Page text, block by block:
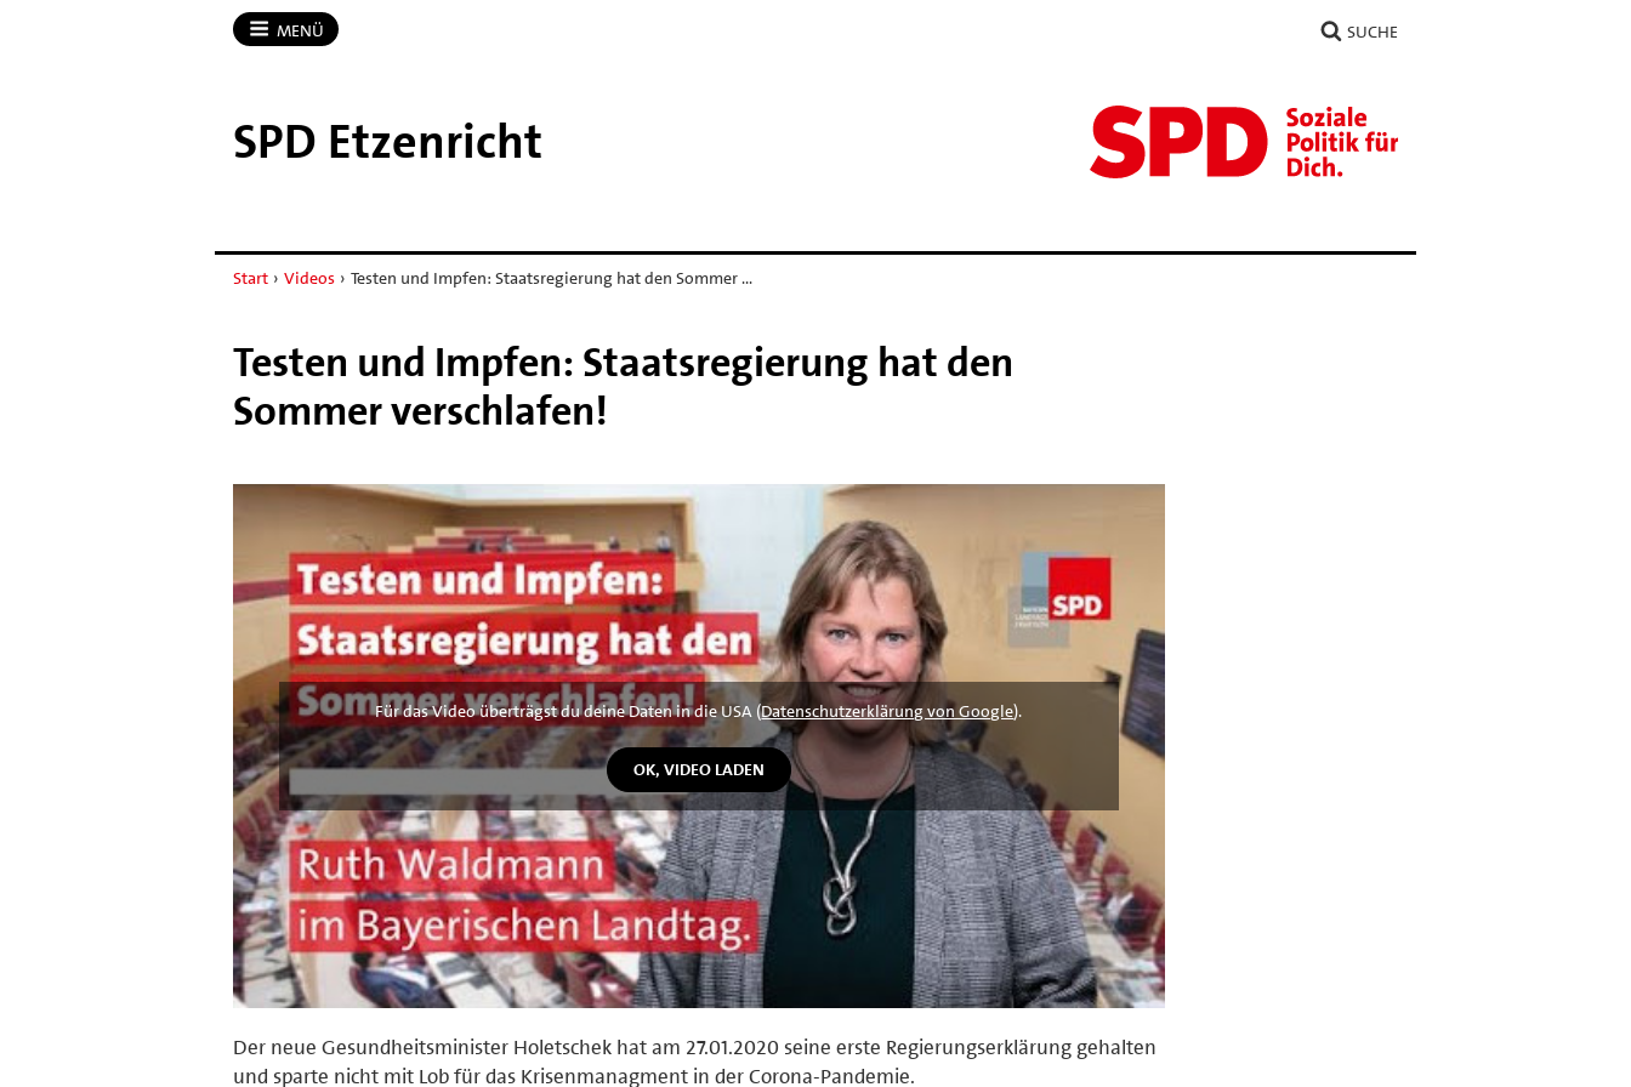
MENÜ SUCHE
SPD Etzenricht
Start › Videos › Testen und Impfen: Staatsregierung hat den Sommer …
Testen und Impfen: Staatsregierung hat den
Sommer verschlafen!
Für das Video überträgst du deine Daten in die USA (Datenschutzerklärung von Google).
Der neue Gesundheitsminister Holetschek hat am 27.01.2020 seine erste Regierungserklärung gehalten
und sparte nicht mit Lob für das Krisenmanagment in der Corona-Pandemie.